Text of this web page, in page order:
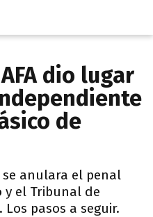
dio lugar
de
anulara el penal
y el Tribunal de
pasos a seguir.